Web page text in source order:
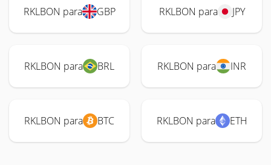
RKLBON para GBP RKLBON para JPY
RKLBON para BRL RKLBON para INR
RKLBON para BTC RKLBON para ETH